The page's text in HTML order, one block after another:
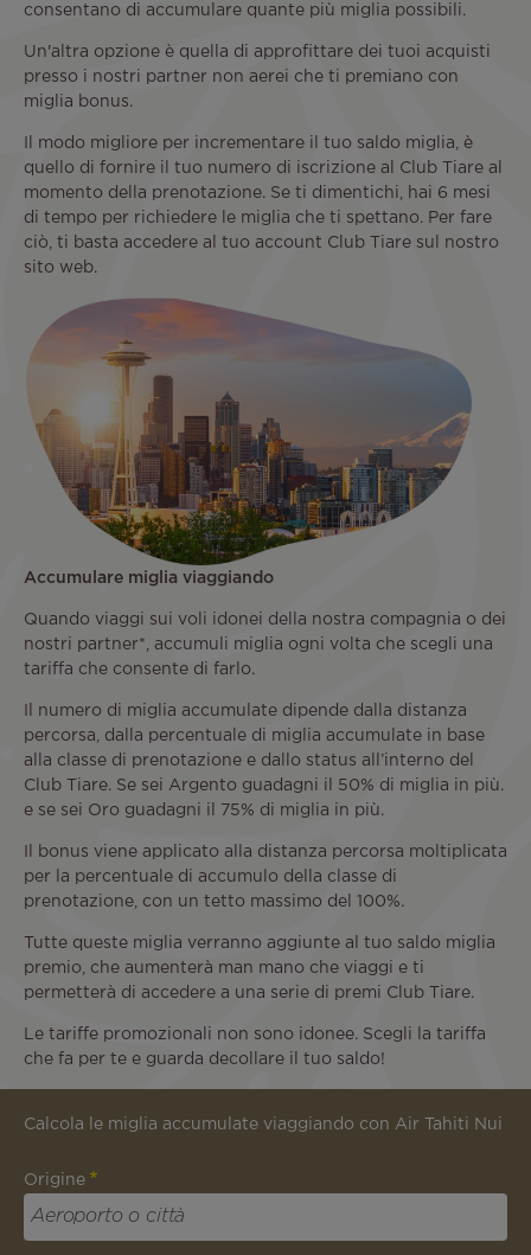
consentano di accumulare quante più miglia possibili.
Un'altra opzione è quella di approfittare dei tuoi acquisti
presso i nostri partner non aerei che ti premiano con
miglia bonus.
Il modo migliore per incrementare il tuo saldo miglia, è
quello di fornire il tuo numero di iscrizione al Club Tiare al
momento della prenotazione. Se ti dimentichi, hai 6 mesi
di tempo per richiedere le miglia che ti spettano. Per fare
ciò, ti basta accedere al tuo account Club Tiare sul nostro
sito web.
Accumulare miglia viaggiando
Quando viaggi sui voli idonei della nostra compagnia o dei
nostri partner*, accumuli miglia ogni volta che scegli una
tariffa che consente di farlo.
Il numero di miglia accumulate dipende dalla distanza
percorsa, dalla percentuale di miglia accumulate in base
alla classe di prenotazione e dallo status all’interno del
Club Tiare. Se sei Argento guadagni il 50% di miglia in più.
e se sei Oro guadagni il 75% di miglia in più.
Il bonus viene applicato alla distanza percorsa moltiplicata
per la percentuale di accumulo della classe di
prenotazione, con un tetto massimo del 100%.
Tutte queste miglia verranno aggiunte al tuo saldo miglia
premio, che aumenterà man mano che viaggi e ti
permetterà di accedere a una serie di premi Club Tiare.
Le tariffe promozionali non sono idonee. Scegli la tariffa
che fa per te e guarda decollare il tuo saldo!
Calcola le miglia accumulate viaggiando con Air Tahiti Nui
Origine